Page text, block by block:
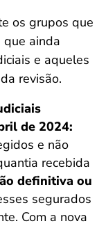
os grupos que
que ainda
e aqueles
revisão.
de 2024:
e não
recebida
definitiva ou
segurados
Com a nova